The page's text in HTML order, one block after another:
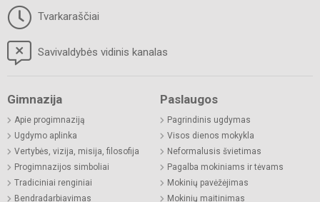
Tvarkaraščiai
Savivaldybės vidinis kanalas
Gimnazija
Apie progimnaziją
Ugdymo aplinka
Vertybės, vizija, misija, filosofija
Progimnazijos simboliai
Tradiciniai renginiai
Bendradarbiavimas
Paslaugos
Pagrindinis ugdymas
Visos dienos mokykla
Neformalusis švietimas
Pagalba mokiniams ir tėvams
Mokinių pavėžėjimas
Mokinių maitinimas